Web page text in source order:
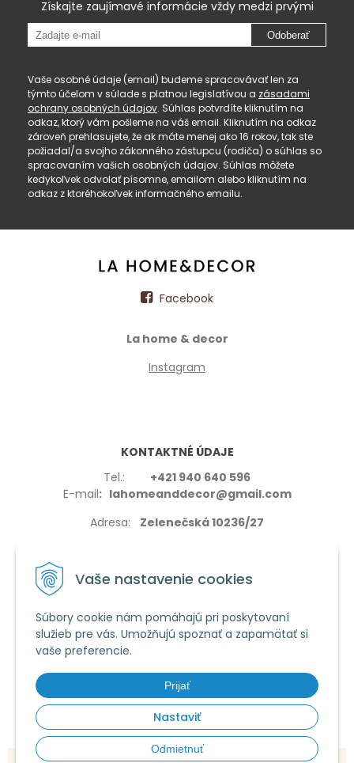
Vaše nastavenie cookies
Súbory cookie nám pomáhajú pri poskytovaní
služieb pre vás. Umožňujú spoznať a zapamätať si
vaše preferencie.
Prijať
Nastaviť
Odmietnuť
Získajte zaujímavé informácie vždy medzi prvými
Odoberať
Vaše osobné údaje (email) budeme spracovávať len za
týmto účelom v súlade s platnou legislatívou a zásadami
ochrany osobných údajov. Súhlas potvrdíte kliknutím na
odkaz, ktorý vám pošleme na váš email. Kliknutím na odkaz
zároveň prehlasujete, že ak máte menej ako 16 rokov, tak ste
požiadal/a svojho zákonného zástupcu (rodiča) o súhlas so
spracovaním vašich osobných údajov. Súhlas môžete
kedykoľvek odvolať písomne, emailom alebo kliknutím na
odkaz z ktoréhokoľvek informačného emailu.
Facebook
La home & decor
Instagram
KONTAKTNÉ ÚDAJE
Tel.: +421 940 640 596
E-mail: lahomeanddecor@gmail.com
Adresa: Zelenečská 10236/27
VŠETKO O NÁKUPE
Používanie cookies
Obchodné podmienky